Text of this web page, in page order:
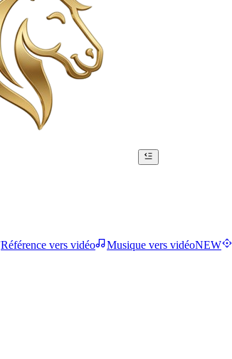
Référence vers vidéo Musique vers vidéoNEW